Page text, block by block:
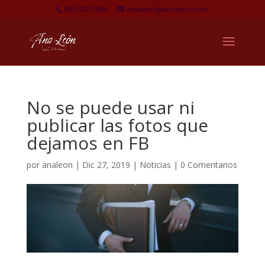
983 262 389 analeon@analeon.com
No se puede usar ni
publicar las fotos que
dejamos en FB
por analeon | Dic 27, 2019 | Noticias | 0 Comentarios